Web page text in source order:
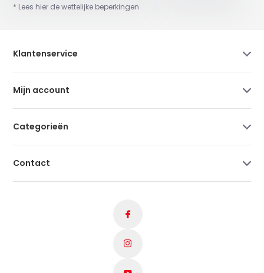
* Lees hier de wettelijke beperkingen
Klantenservice
Mijn account
Categorieën
Contact